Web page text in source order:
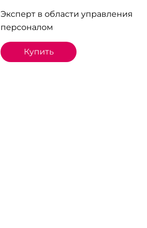
Эксперт в области управления
персоналом
Купить